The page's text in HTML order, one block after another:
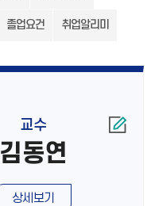
졸업요건 취업알리미
교수
김동연
상세보기